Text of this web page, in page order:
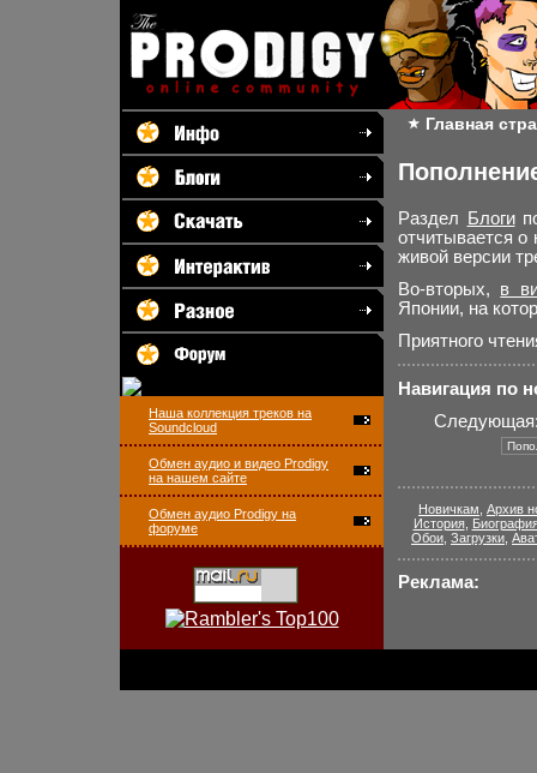
Наша коллекция треков на
Soundcloud
Обмен аудио и видео Prodigy
на нашем сайте
Обмен аудио Prodigy на
форуме
Главная
Раздел Блоги
отчитывается о
живой версии
Во-вторых, в
Японии, на
Приятного
Навигация по
Новичкам Архив
История,
Обои Загрузки
Реклама: